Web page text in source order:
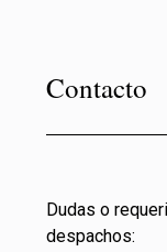
Contacto
Dudas o
despachos: